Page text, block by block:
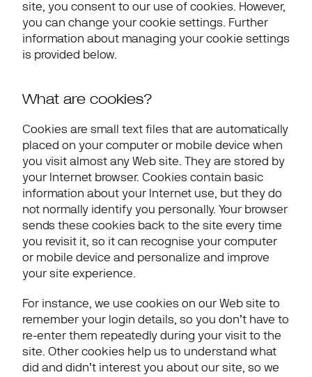
site, you consent to our use of cookies. However,
you can change your cookie settings. Further
information about managing your cookie settings
is provided below.
What are cookies?
Cookies are small text files that are automatically
placed on your computer or mobile device when
you visit almost any Web site. They are stored by
your Internet browser. Cookies contain basic
information about your Internet use, but they do
not normally identify you personally. Your browser
sends these cookies back to the site every time
you revisit it, so it can recognise your computer
or mobile device and personalize and improve
your site experience.
For instance, we use cookies on our Web site to
remember your login details, so you don’t have to
re-enter them repeatedly during your visit to the
site. Other cookies help us to understand what
did and didn’t interest you about our site, so we